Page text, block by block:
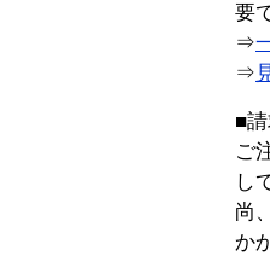
要
⇒
⇒
■
ご
し
尚
か